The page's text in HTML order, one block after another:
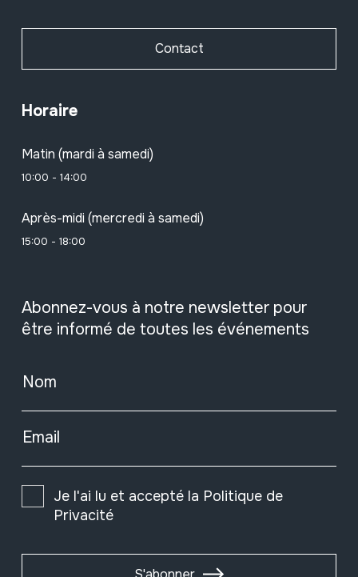
Contact
Horaire
Matin (mardi à samedi)
10:00 - 14:00
Après-midi (mercredi à samedi)
15:00 - 18:00
Abonnez-vous à notre newsletter pour
être informé de toutes les événements
Nom
Email
Je l'ai lu et accepté la Politique de
Privacité